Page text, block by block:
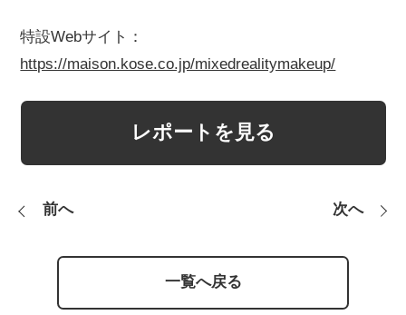
特設Webサイト：
https://maison.kose.co.jp/mixedrealitymakeup/
レポートを見る
一覧へ戻る
前へ 次へ